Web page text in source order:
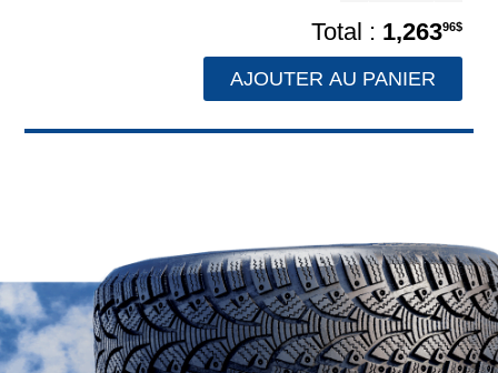
1,26396$
AJOUTER AU PANIER